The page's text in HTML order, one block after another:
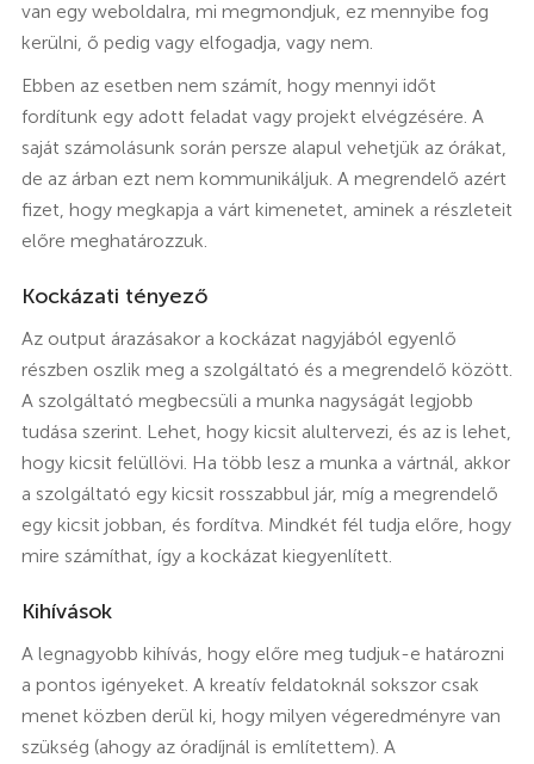
van egy weboldalra, mi megmondjuk, ez mennyibe fog
kerülni, ő pedig vagy elfogadja, vagy nem.
Ebben az esetben nem számít, hogy mennyi időt
fordítunk egy adott feladat vagy projekt elvégzésére. A
saját számolásunk során persze alapul vehetjük az órákat,
de az árban ezt nem kommunikáljuk. A megrendelő azért
fizet, hogy megkapja a várt kimenetet, aminek a részleteit
előre meghatározzuk.
Kockázati tényező
Az output árazásakor a kockázat nagyjából egyenlő
részben oszlik meg a szolgáltató és a megrendelő között.
A szolgáltató megbecsüli a munka nagyságát legjobb
tudása szerint. Lehet, hogy kicsit alultervezi, és az is lehet,
hogy kicsit felüllövi. Ha több lesz a munka a vártnál, akkor
a szolgáltató egy kicsit rosszabbul jár, míg a megrendelő
egy kicsit jobban, és fordítva. Mindkét fél tudja előre, hogy
mire számíthat, így a kockázat kiegyenlített.
Kihívások
A legnagyobb kihívás, hogy előre meg tudjuk-e határozni
a pontos igényeket. A kreatív feldatoknál sokszor csak
menet közben derül ki, hogy milyen végeredményre van
szükség (ahogy az óradíjnál is említettem). A